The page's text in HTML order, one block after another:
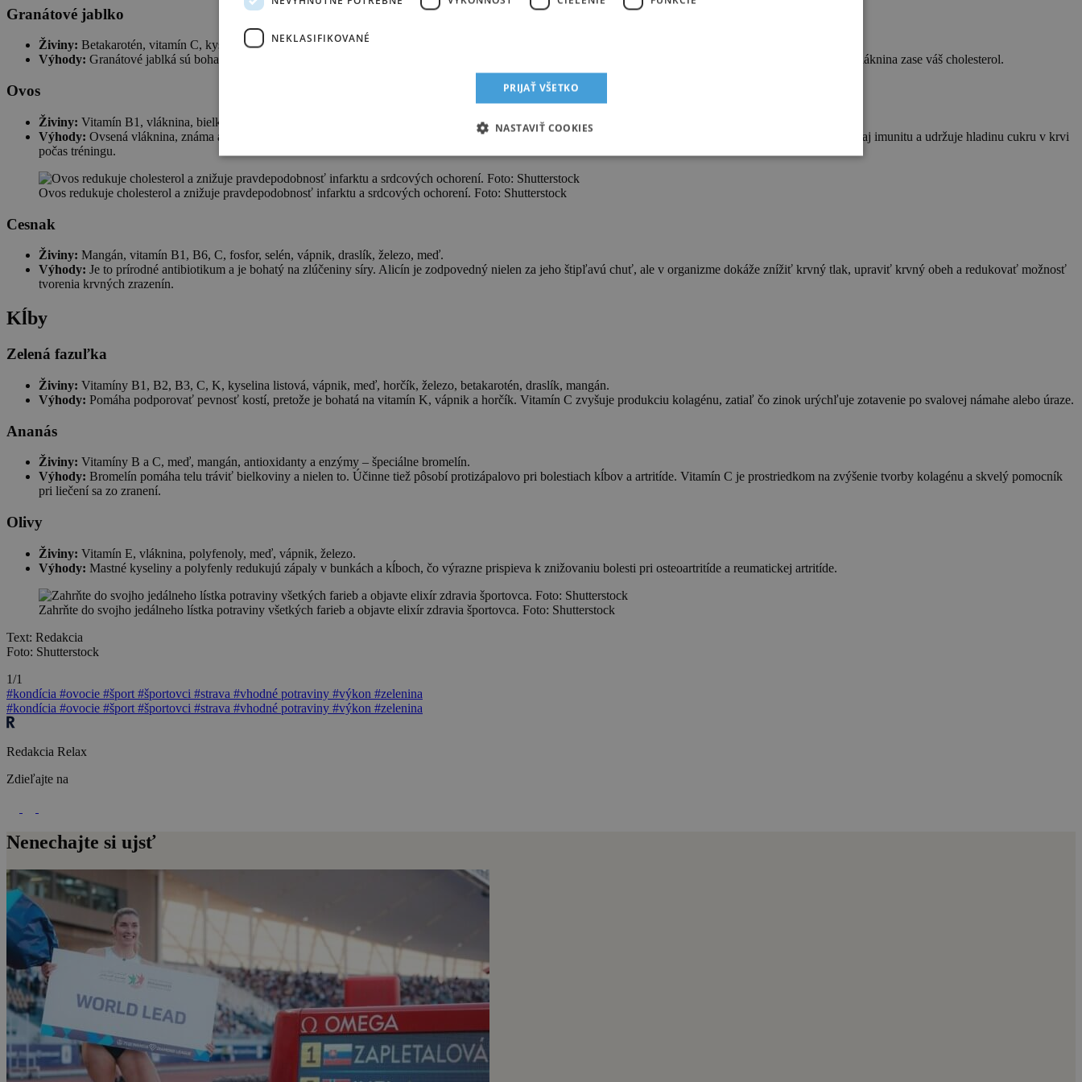
Granátové jablko
Živiny: Betakarotén, vitamín C, kyselina listová, vláknina, kyselina ellagová, draslík.
Výhody: Granátové jablká sú bohaté na polyfenoly – účinné látky pomáhajúce predchádzať poškodeniam srdca. Šťava z granátových jabĺk znižuje krvný tlak a vláknina zase váš cholesterol.
Ovos
Živiny: Vitamín B1, vláknina, bielkoviny, mangán, selén, horčík, fosfor.
Výhody: Ovsená vláknina, známa ako betaglukán, tiež excelentne redukuje cholesterol a tým znižuje pravdepodobnosť infarktu a srdcových ochorení. Podporuje aj imunitu a udržuje hladinu cukru v krvi
počas tréningu.
Ovos redukuje cholesterol a znižuje pravdepodobnosť infarktu a srdcových ochorení. Foto: Shutterstock
Cesnak
Živiny: Mangán, vitamín B1, B6, C, fosfor, selén, vápnik, draslík, železo, meď.
Výhody: Je to prírodné antibiotikum a je bohatý na zlúčeniny síry. Alicín je zodpovedný nielen za jeho štipľavú chuť, ale v organizme dokáže znížiť krvný tlak, upraviť krvný obeh a redukovať možnosť
tvorenia krvných zrazenín.
Kĺby
Zelená fazuľka
Živiny: Vitamíny B1, B2, B3, C, K, kyselina listová, vápnik, meď, horčík, železo, betakarotén, draslík, mangán.
Výhody: Pomáha podporovať pevnosť kostí, pretože je bohatá na vitamín K, vápnik a horčík. Vitamín C zvyšuje produkciu kolagénu, zatiaľ čo zinok urýchľuje zotavenie po svalovej námahe alebo úraze.
Ananás
Živiny: Vitamíny B a C, meď, mangán, antioxidanty a enzýmy – špeciálne bromelín.
Výhody: Bromelín pomáha telu tráviť bielkoviny a nielen to. Účinne tiež pôsobí protizápalovo pri bolestiach kĺbov a artritíde. Vitamín C je prostriedkom na zvýšenie tvorby kolagénu a skvelý pomocník
pri liečení sa zo zranení.
Olivy
Živiny: Vitamín E, vláknina, polyfenoly, meď, vápnik, železo.
Výhody: Mastné kyseliny a polyfenly redukujú zápaly v bunkách a kĺboch, čo výrazne prispieva k znižovaniu bolesti pri osteoartritíde a reumatickej artritíde.
Zahrňte do svojho jedálneho lístka potraviny všetkých farieb a objavte elixír zdravia športovca. Foto: Shutterstock
Text: Redakcia
Foto: Shutterstock
1/1
#kondícia #ovocie #šport #športovci #strava #vhodné potraviny #výkon #zelenina
#kondícia #ovocie #šport #športovci #strava #vhodné potraviny #výkon #zelenina
Redakcia Relax
Zdieľajte na
Nenechajte si ujsť
NEKLASIFIKOVANÉ
PRIJAŤ VŠETKO
NASTAVIŤ COOKIES